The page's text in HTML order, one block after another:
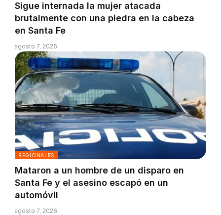
Sigue internada la mujer atacada
brutalmente con una piedra en la cabeza
en Santa Fe
agosto 7, 2026
REGIONALES
Mataron a un hombre de un disparo en
Santa Fe y el asesino escapó en un
automóvil
agosto 7, 2026